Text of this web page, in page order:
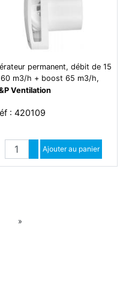
permanent, débit de 15
m3/h + boost 65 m3/h,
et tempo - ecoair hlc
Ventilation
: 420109
Quantité
Augmenter quantité
Diminuer quantité
Ajouter au panier
»Suiv